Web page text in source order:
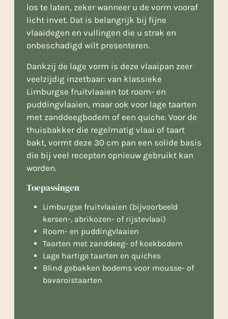
los te laten, zeker wanneer u de vorm vooraf
licht invet. Dat is belangrijk bij fijne
vlaaidegen en vullingen die u strak en
onbeschadigd wilt presenteren.
Dankzij de lage vorm is deze vlaaipan zeer
veelzijdig inzetbaar: van klassieke
Limburgse fruitvlaaien tot room- en
puddingvlaaien, maar ook voor lage taarten
met zanddeegbodem of een quiche. Voor de
thuisbakker die regelmatig vlaai of taart
bakt, vormt deze 30 cm pan een solide basis
die bij veel recepten opnieuw gebruikt kan
worden.
Toepassingen
Limburgse fruitvlaaien (bijvoorbeeld
kersen-, abrikozen- of rijstevlaai)
Room- en puddingvlaaien
Taarten met zanddeeg- of koekbodem
Lage hartige taarten en quiches
Blind gebakken bodems voor mousse- of
bavaroistaarten